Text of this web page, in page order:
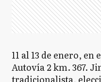
11 al 13 de enero,
Autovía 2 km. 367.
tradicionalista,